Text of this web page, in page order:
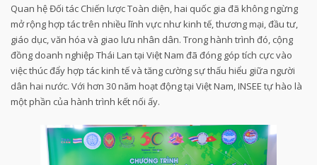
Quan hệ Đối tác Chiến lược Toàn diện, hai quốc gia đã không ngừng
mở rộng hợp tác trên nhiều lĩnh vực như kinh tế, thương mại, đầu tư,
giáo dục, văn hóa và giao lưu nhân dân. Trong hành trình đó, cộng
đồng doanh nghiệp Thái Lan tại Việt Nam đã đóng góp tích cực vào
việc thúc đẩy hợp tác kinh tế và tăng cường sự thấu hiểu giữa người
dân hai nước. Với hơn 30 năm hoạt động tại Việt Nam, INSEE tự hào là
một phần của hành trình kết nối ấy.